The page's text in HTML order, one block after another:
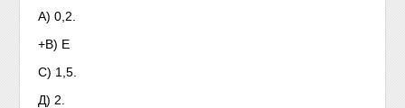
А) 0,2.
+В) Е
С) 1,5.
Д) 2.